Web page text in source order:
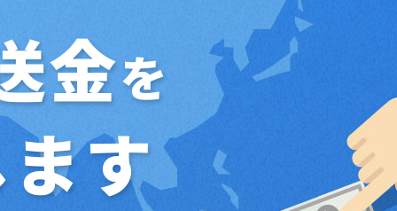
金を
す